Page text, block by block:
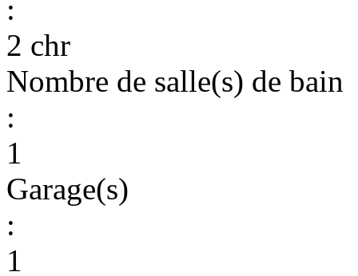
:
2 chr
Nombre de salle(s) de bain
:
1
Garage(s)
:
1